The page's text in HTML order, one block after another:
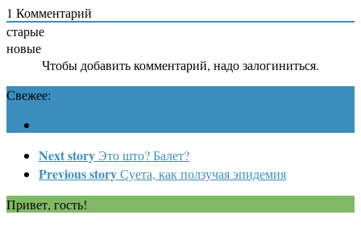
1 Комментарий
старые
новые
Чтобы добавить комментарий, надо залогиниться.
Свежее:
Next story Это што? Балет?
Previous storyСуета, как ползучая эпидемия
Привет, гость!